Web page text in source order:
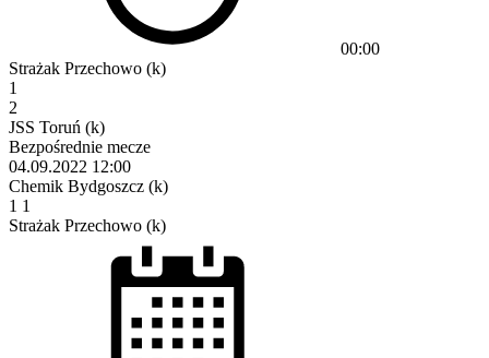
00:00
Strażak Przechowo (k)
1
2
JSS Toruń (k)
Bezpośrednie mecze
04.09.2022 12:00
Chemik Bydgoszcz (k)
1 1
Strażak Przechowo (k)